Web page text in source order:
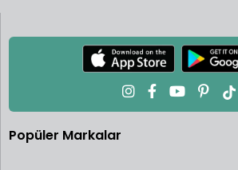
Popüler Markalar